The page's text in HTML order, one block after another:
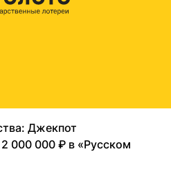
Джекпот
000 000 ₽ в «Русском